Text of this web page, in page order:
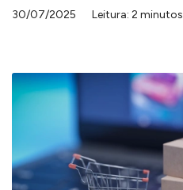
30/07/2025 Leitura: 2 minutos